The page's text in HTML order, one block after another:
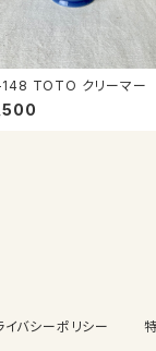
TOTO クリーマー
イバシーポリシー